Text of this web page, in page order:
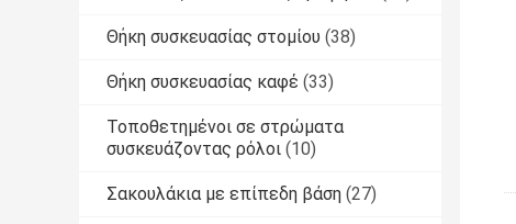
Θήκη συσκευασίας στομίου (38)
Θήκη συσκευασίας καφέ (33)
Τοποθετημένοι σε στρώματα
συσκευάζοντας ρόλοι (10)
Σακουλάκια με επίπεδη βάση (27)